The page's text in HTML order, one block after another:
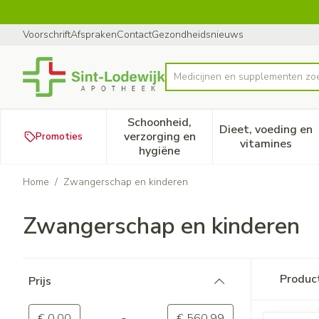
VoorschriftAfsprakenContactGezondheidsnieuws
Product, merk, categorie...
M
Promoties
Schoonheid,
verzorging en
hygiëne
Toon submenu voor
Dieet, voeding en
vitamines
Toon
Home / Zwangerschap en kinderen
Zwangerschap en kinderen
Prijs